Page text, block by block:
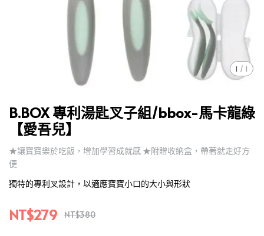
1 / 1
B.BOX 專利湯匙叉子組/bbox-馬卡龍綠
【愛吾兒】
★讓寶寶樂於吃飯，增加學習成就感 ★附贈收納盒，帶著就走好方
便
獨特的專利叉設計，以適應寶寶小口的大小與形狀
NT$279 NT$380